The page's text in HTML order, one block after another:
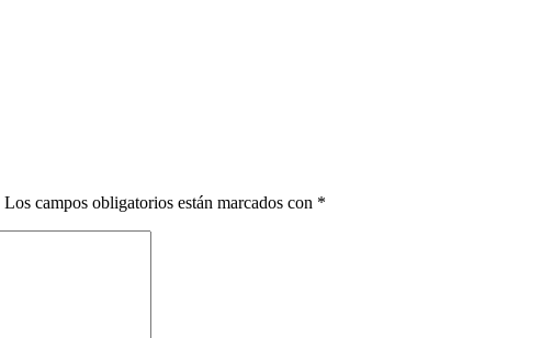
Los campos obligatorios están marcados con *